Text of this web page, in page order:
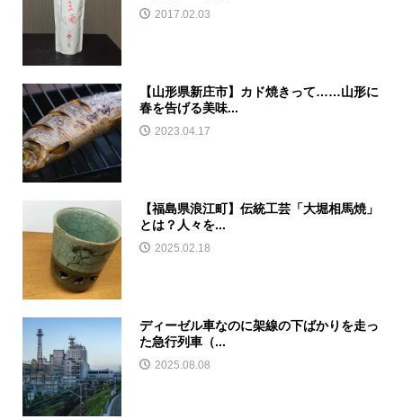
2017.02.03
【山形県新庄市】カド焼きって……山形に
春を告げる美味...
2023.04.17
【福島県浪江町】伝統工芸「大堀相馬焼」
とは？人々を...
2025.02.18
ディーゼル車なのに架線の下ばかりを走っ
た急行列車（...
2025.08.08